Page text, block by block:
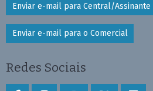
Enviar e-mail para Central/Assinante
Enviar e-mail para o Comercial
Redes Sociais